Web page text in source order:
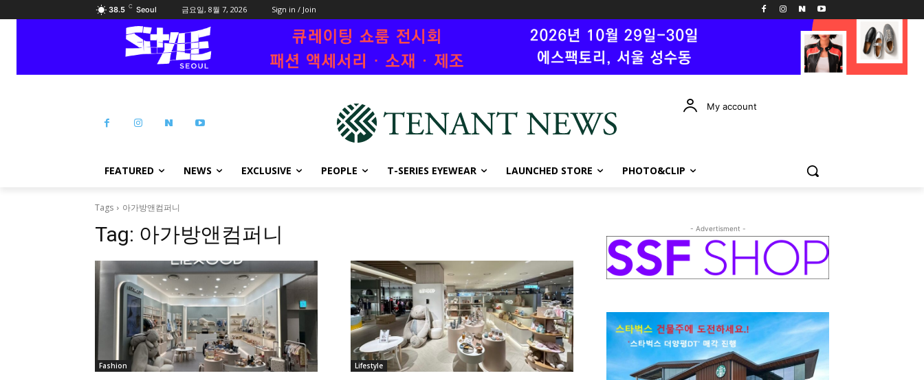
38.5 C Seoul 금요일, 8월 7, 2026 Sign in / Join
My account
FEATURED NEWS EXCLUSIVE PEOPLE T-SERIES EYEWEAR LAUNCHED STORE PHOTO&CLIP
Tags 아가방앤컴퍼니
Tag: 아가방앤컴퍼니
Fashion Lifestyle
- Advertisment -